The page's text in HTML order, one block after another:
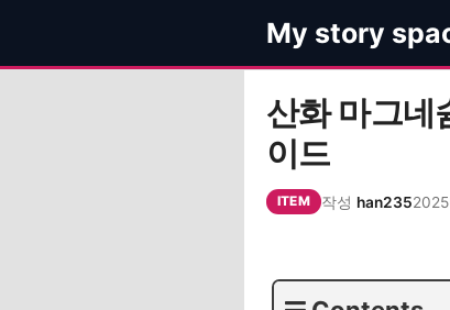
츠
My story
산화 마그네
이드
ITEM 작성 han235